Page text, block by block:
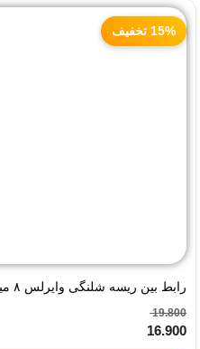
15% تخفیف
رابط بین ریسه شلنگی وایرلس ۸ میلیمتری
19.800
16.900